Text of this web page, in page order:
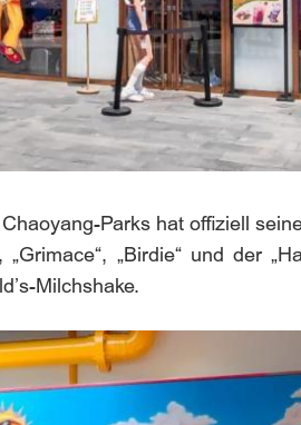
Parks hat offiziell
„Birdie“ und der
Milchshake.